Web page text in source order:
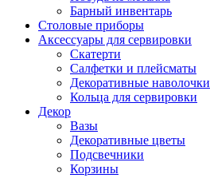
Барный инвентарь
Столовые приборы
Аксессуары для сервировки
Скатерти
Cалфетки и плейсматы
Декоративные наволочки
Кольца для сервировки
Декор
Вазы
Декоративные цветы
Подсвечники
Корзины